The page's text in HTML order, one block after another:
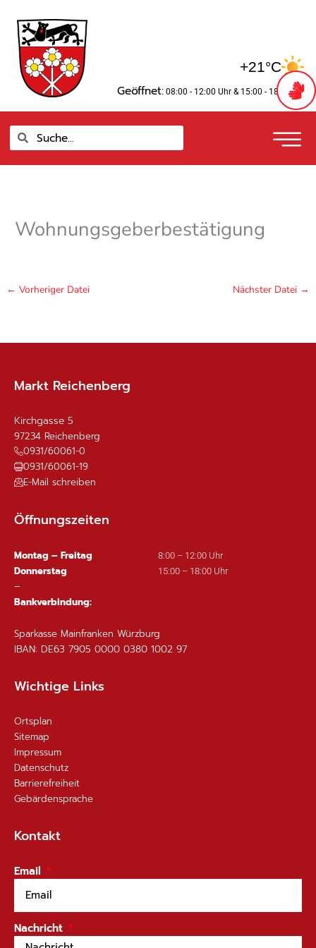
Inhalt
springen
+21°C
Geöffnet: 08:00 - 12:00 Uhr & 15:00 - 18:00 Uhr
SucheSuche
Wohnungsgeberbestätigung
← Vorheriger Datei Nächster Datei →
Markt Reichenberg
Kirchgasse 5
97234 Reichenberg
0931/60061-0
0931/60061-19
E-Mail schreiben
Öffnungszeiten
Montag – Freitag 8:00 – 12:00 Uhr
Donnerstag 15:00 – 18:00 Uhr
–
Bankverbindung:
Sparkasse Mainfranken Würzburg
IBAN: DE63 7905 0000 0380 1002 97
Wichtige Links
Ortsplan
Sitemap
Impressum
Datenschutz
Barrierefreiheit
Gebärdensprache
Kontakt
Email
Nachricht